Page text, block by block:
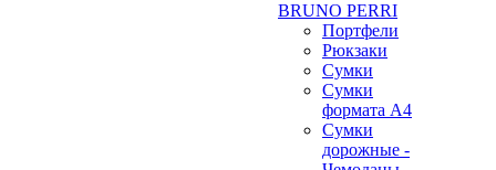
BRUNO PERRI
Портфели
Рюкзаки
Сумки
Сумки
формата А4
Сумки
дорожные -